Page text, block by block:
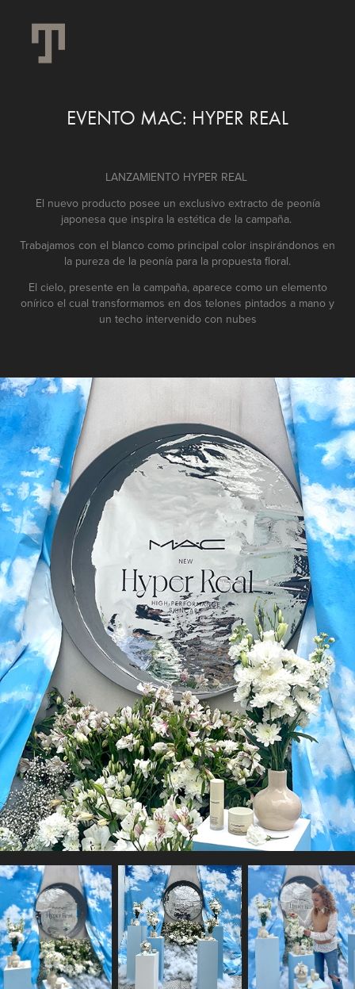
EVENTO MAC: HYPER REAL
LANZAMIENTO HYPER REAL
El nuevo producto posee un exclusivo extracto de peonía
japonesa que inspira la estética de la campaña.
Trabajamos con el blanco como principal color inspirándonos en
la pureza de la peonía para la propuesta floral.
El cielo, presente en la campaña, aparece como un elemento
onírico el cual transformamos en dos telones pintados a mano y
un techo intervenido con nubes